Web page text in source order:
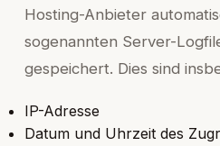
Hosting-Anbieter
sogenannten Server-
gespeichert. Dies sind
IP-Adresse
Datum und Uhrzeit des